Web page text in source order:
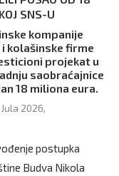
SNS-U
kompanije
i kolašinske firme
projekat u
saobraćajnice
18 miliona eura.
2026,
postupka
Budva Nikola